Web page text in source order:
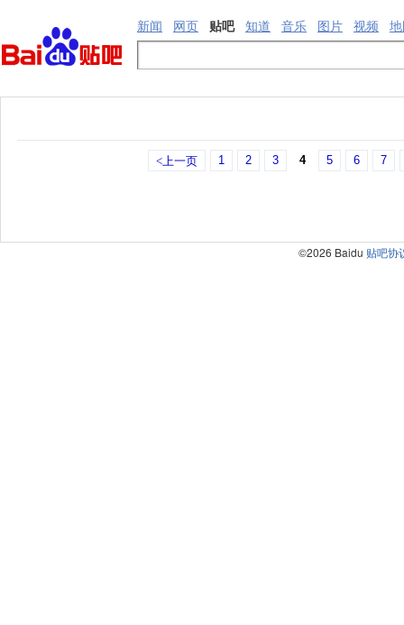
新闻 网页 贴吧 知道 音乐 图片 视频
<上一页 1 2 3 4 5 6 7
©2026 Baidu 贴吧协